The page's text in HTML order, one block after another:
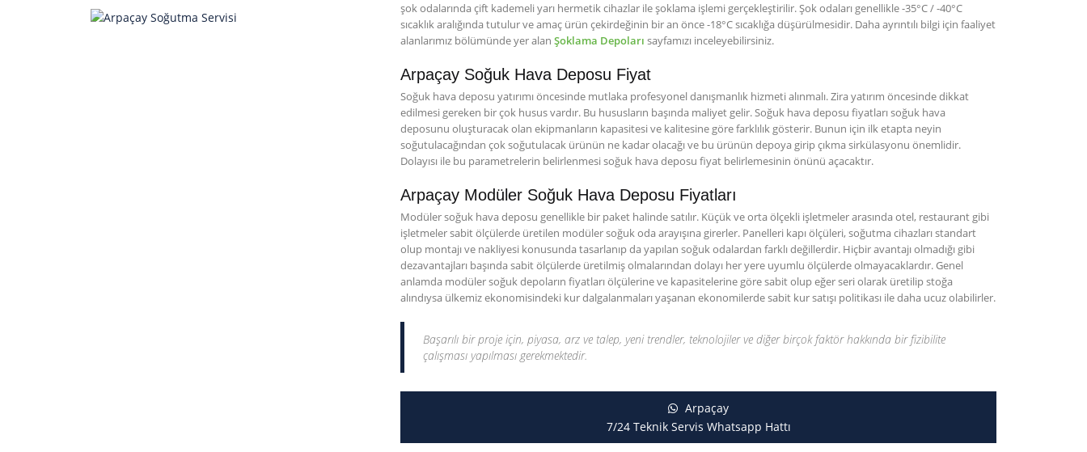
şok odalarında çift kademeli yarı hermetik cihazlar ile şoklama işlemi gerçekleştirilir. Şok odaları genellikle -35°C / -40°C
sıcaklık aralığında tutulur ve amaç ürün çekirdeğinin bir an önce -18°C sıcaklığa düşürülmesidir. Daha ayrıntılı bilgi için faaliyet
alanlarımız bölümünde yer alanŞoklama Depoları sayfamızı inceleyebilirsiniz.
Arpaçay Soğuk Hava Deposu Fiyat
Soğuk hava deposu yatırımı öncesinde mutlaka profesyonel danışmanlık hizmeti alınmalı. Zira yatırım öncesinde dikkat
edilmesi gereken bir çok husus vardır. Bu hususların başında maliyet gelir. Soğuk hava deposu fiyatları soğuk hava
deposunu oluşturacak olan ekipmanların kapasitesi ve kalitesine göre farklılık gösterir. Bunun için ilk etapta neyin
soğutulacağından çok soğutulacak ürünün ne kadar olacağı ve bu ürünün depoya girip çıkma sirkülasyonu önemlidir.
Dolayısı ile bu parametrelerin belirlenmesi soğuk hava deposu fiyat belirlemesinin önünü açacaktır.
Arpaçay Modüler Soğuk Hava Deposu Fiyatları
Modüler soğuk hava deposu genellikle bir paket halinde satılır. Küçük ve orta ölçekli işletmeler arasında otel, restaurant gibi
işletmeler sabit ölçülerde üretilen modüler soğuk oda arayışına girerler. Panelleri kapı ölçüleri, soğutma cihazları standart
olup montajı ve nakliyesi konusunda tasarlanıp da yapılan soğuk odalardan farklı değillerdir. Hiçbir avantajı olmadığı gibi
dezavantajları başında sabit ölçülerde üretilmiş olmalarından dolayı her yere uyumlu ölçülerde olmayacaklardır. Genel
anlamda modüler soğuk depoların fiyatları ölçülerine ve kapasitelerine göre sabit olup eğer seri olarak üretilip stoğa
alındıysa ülkemiz ekonomisindeki kur dalgalanmaları yaşanan ekonomilerde sabit kur satışı politikası ile daha ucuz olabilirler.
Başarılı bir proje için, piyasa, arz ve talep, yeni trendler, teknolojiler ve diğer birçok faktör hakkında bir fizibilite
çalışması yapılması gerekmektedir.
Arpaçay
7/24 Teknik Servis Whatsapp Hattı